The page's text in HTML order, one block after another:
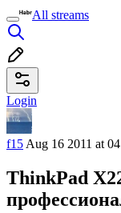
All streams
Login
f15 Aug 16 2011 at
ThinkPad